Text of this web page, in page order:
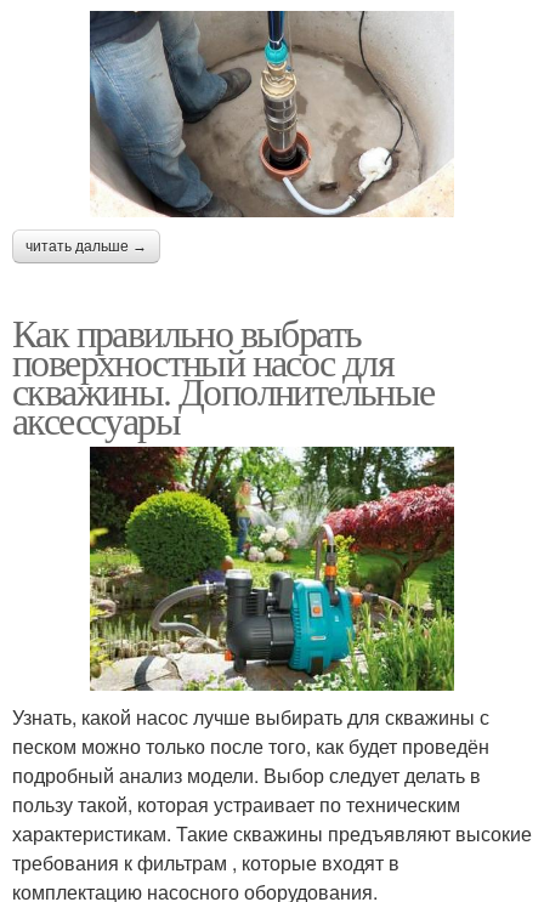
читать дальше →
Как правильно выбрать
поверхностный насос для
скважины. Дополнительные
аксессуары
Узнать, какой насос лучше выбирать для скважины с
песком можно только после того, как будет проведён
подробный анализ модели. Выбор следует делать в
пользу такой, которая устраивает по техническим
характеристикам. Такие скважины предъявляют высокие
требования к фильтрам , которые входят в
комплектацию насосного оборудования.